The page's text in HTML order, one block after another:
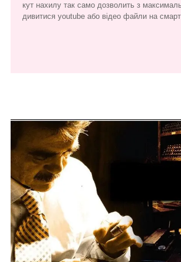
кут нахилу так само дозволить з
дивитися youtube або відео файли на